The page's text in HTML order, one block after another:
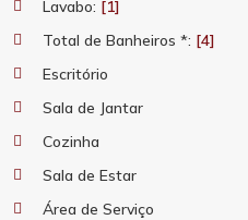
Lavabo: [1]
Total de Banheiros *: [4]
Escritório
Sala de Jantar
Cozinha
Sala de Estar
Área de Serviço